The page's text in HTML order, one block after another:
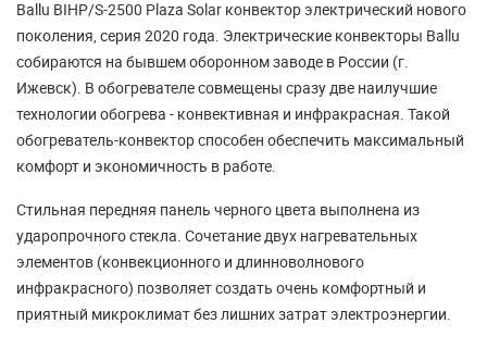
Ballu BIHP/S-2500 Plaza Solar конвектор электрический нового
поколения, серия 2020 года. Электрические конвекторы Ballu
собираются на бывшем оборонном заводе в России (г.
Ижевск). В обогревателе совмещены сразу две наилучшие
технологии обогрева - конвективная и инфракрасная. Такой
обогреватель-конвектор способен обеспечить максимальный
комфорт и экономичность в работе.
Стильная передняя панель черного цвета выполнена из
ударопрочного стекла. Сочетание двух нагревательных
элементов (конвекционного и длинноволнового
инфракрасного) позволяет создать очень комфортный и
приятный микроклимат без лишних затрат электроэнергии.